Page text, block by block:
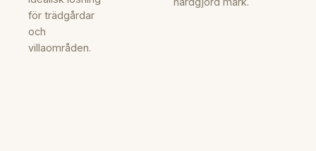
för trädgårdar
och
villaområden.